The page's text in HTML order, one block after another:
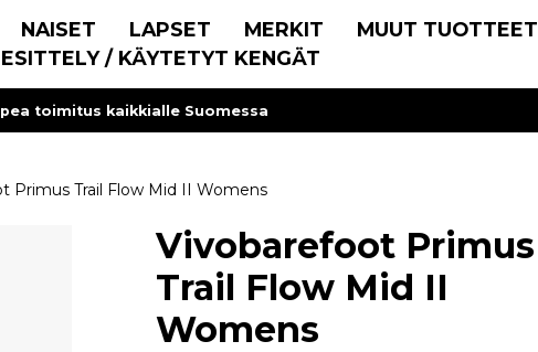
NAISET LAPSET MERKIT
MUUT TUOTTEET
ESITTELY / KÄYTETYT KENGÄT
toimitus kaikkialle Suomessa
Primus Trail Flow Mid II Womens
Vivobarefoot Primus
Trail Flow Mid II
Womens